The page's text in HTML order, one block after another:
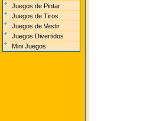
Juegos de Pintar
Juegos de Tiros
Juegos de Vestir
Juegos Divertidos
Mini Juegos